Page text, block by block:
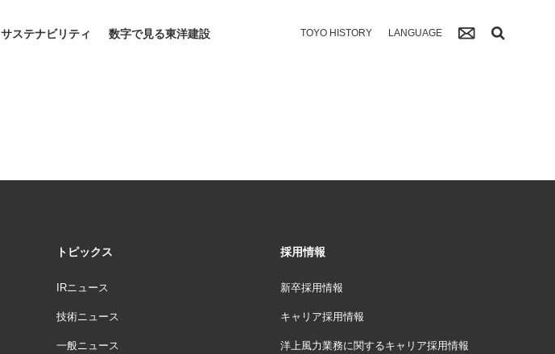
サステナビリティ 数字で見る東洋建設 TOYO HISTORY LANGUAGE
トピックス
IRニュース
技術ニュース
一般ニュース
採用情報
新卒採用情報
キャリア採用情報
洋上風力業務に関するキャリア採用情報